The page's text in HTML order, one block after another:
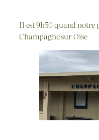
Il est 9h50 quand notre
Champagne sur Oise